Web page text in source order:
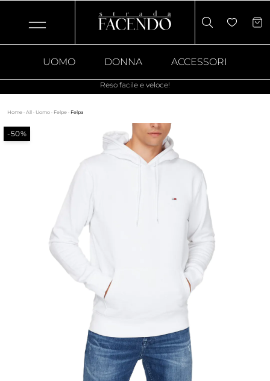
UOMO DONNA ACCESSORI
Reso facile e veloce!
Home · All · Uomo · Felpe · Felpa
-50%